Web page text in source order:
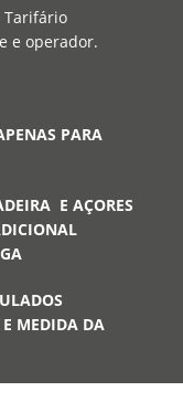
Tarifário
e operador.
PARA
E AÇORES
MEDIDA DA